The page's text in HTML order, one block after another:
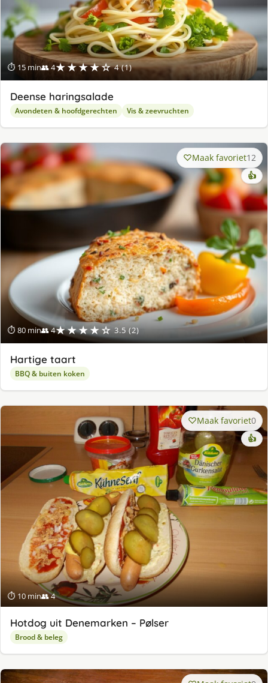
⏱ 15 min👥 4★★★★☆ 4 (1)
Deense haringsalade
Avondeten & hoofdgerechten Vis & zeevruchten
⏱ 80 min👥 4★★★★☆ 3.5 (2)
Maak favoriet12
👍
Hartige taart
BBQ & buiten koken
⏱ 10 min👥 4
Maak favoriet0
👍
Hotdog uit Denemarken – Pølser
Brood & beleg